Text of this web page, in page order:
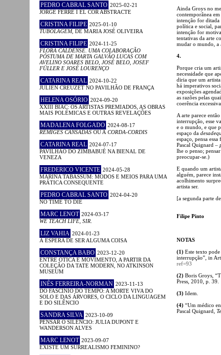
PEDRO CABRAL SANTO 2025-02-21
JORGE FERRÉ I EL COR ABSTRACTE
CRISTINA FILIPE 2025-01-10
TUBOLAGEM, DE MARIA JOSÉ OLIVEIRA
CRISTINA FILIPE 2024-11-25
FLORA CALDENSE. UMA COLABORAÇÃO
PÓSTUMA DE MARTA GALVÃO LUCAS COM
AVELINO SOARES BELO, JOSÉ BELO, JOSEF
FÜLLER E JOSÉ LOURENÇO
CATARINA REAL 2024-10-22
JULIEN CREUZET NO PAVILHÃO DE FRANÇA
HELENA OSÓRIO 2024-09-20
XXIII BIAC: OS ARTISTAS PREMIADOS, AS OBRAS
MAIS POLÉMICAS E OUTRAS REVELAÇÕES
MADALENA FOLGADO 2024-08-17
RÉMIGES CANSADAS OU A CORDA-CORDIS
CATARINA REAL 2024-07-17
PAVILHÃO DO ZIMBABUÉ NA BIENAL DE
VENEZA
FREDERICO VICENTE 2024-05-28
MARINA TABASSUM: MODOS E MEIOS PARA UMA
PRÁTICA CONSEQUENTE
PEDRO CABRAL SANTO 2024-04-20
NO TIME TO DIE
MARC LENOT 2024-03-17
WE TEACH LIFE, SIR.
LIZ VAHIA 2024-01-23
À ESPERA DE SER ALGUMA COISA
CONSTANÇA BABO 2023-12-20
ENTRE ÓTICA E MOVIMENTO, A PARTIR DA
COLEÇÃO DA TATE MODERN, NO ATKINSON
MUSEUM
INÊS FERREIRA-NORMAN 2023-11-13
DO FASCÍNIO DO TEMPO: A MORTE VIVA DO
SOLO E DAS ÁRVORES, O CICLO DA LINGUAGEM
E DO SILÊNCIO
SANDRA SILVA 2023-10-09
PENSAR O SILÊNCIO: JULIA DUPONT E
WANDERSON ALVES
MARC LENOT 2023-09-07
EXISTE UM SURREALISMO FEMININO?
Ainda Groys no
contemporânea
intenção for ditada
política e social,
intenção for
tentativas da arte
mudar o mundo, a
4.
Porque cria um
necessidade que
diria que um
há imperativos
exposições
as razões pelas
coerência
A arte parece
interrupção, esse
e o mundo, e que
espaço da
espaço, pensa
Pascal Quignard –
lhe o penso;
preocupar-se.)
E quando um
alguém, parece
acolhimento
artista ser.
[a segunda parte
Filipe Pinto
NOTAS
(1) Este texto
interrupção”, in
ref=93
(2) Boris Groys,
Press, 2010, p. 39.
(3) Idem.
(4) “Um médico
Pascal Quignard,